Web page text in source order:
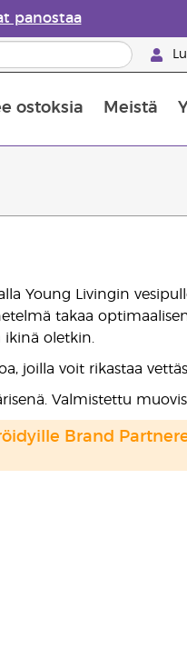
panostaa
ostoksia Meistä
Young Livingin
takaa
ikinä oletkin.
joilla voit rikastaa
Valmistettu
Brand